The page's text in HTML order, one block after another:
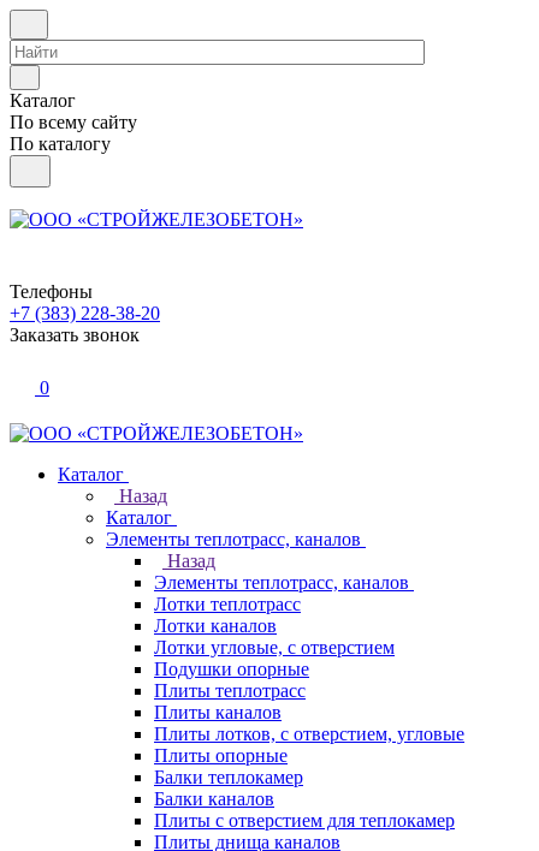
Каталог
По всему сайту
По каталогу
Телефоны
+7 (383) 228-38-20
Заказать звонок
0
Каталог
Назад
Каталог
Элементы теплотрасс, каналов
Назад
Элементы теплотрасс, каналов
Лотки теплотрасс
Лотки каналов
Лотки угловые, с отверстием
Подушки опорные
Плиты теплотрасс
Плиты каналов
Плиты лотков, с отверстием, угловые
Плиты опорные
Балки теплокамер
Балки каналов
Плиты с отверстием для теплокамер
Плиты днища каналов